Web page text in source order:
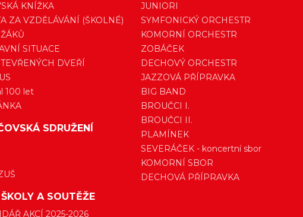
KNÍŽKA
ZA VZDĚLÁVÁNÍ (ŠKOLNÉ)
SITUACE
DVEŘÍ
100 let
SDRUŽENÍ
A SOUTĚŽE
AKCÍ 2025-2026
JUNIORI
SYMFONICKÝ ORCHESTR
KOMORNÍ ORCHESTR
ZOBÁČEK
DECHOVÝ ORCHESTR
JAZZOVÁ PŘÍPRAVKA
BIG BAND
BROUČCI I.
BROUČCI II.
PLAMÍNEK
SEVERÁČEK - koncertní sbor
KOMORNÍ SBOR
DECHOVÁ PŘÍPRAVKA